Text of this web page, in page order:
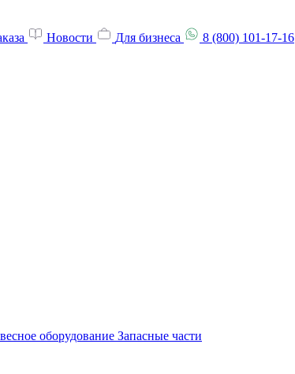
Новости Для бизнеса 8 (800) 101-17-16
оборудование Запасные части